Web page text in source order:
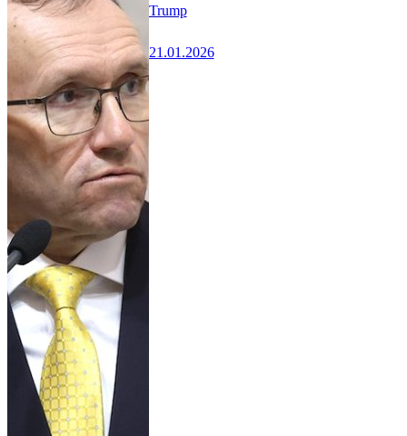
Trump
21.01.2026